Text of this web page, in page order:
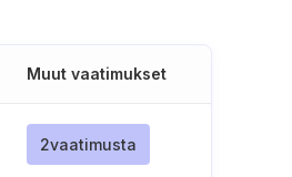
Muut vaatimukset
2vaatimusta